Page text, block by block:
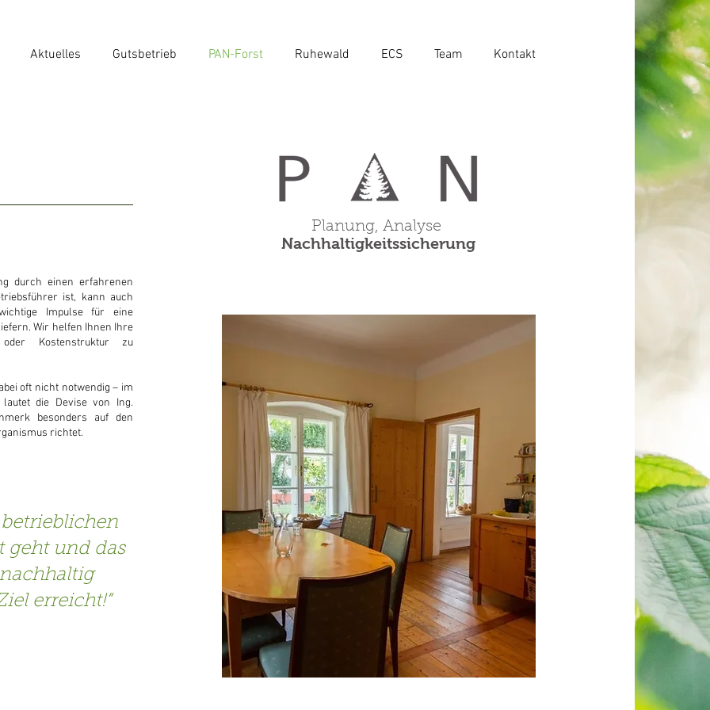
Aktuelles Gutsbetrieb PAN-Forst Ruhewald ECS Team Kontakt
durch einen erfahrenen
ist, kann auch
Impulse für eine
Wir helfen Ihnen Ihre
oder Kostenstruktur zu
oft nicht notwendig – im
lautet die Devise von Ing.
besonders auf den
richtet.
geht und das
erreicht!“
Planung, Analyse
Nachhaltigkeitssicherung